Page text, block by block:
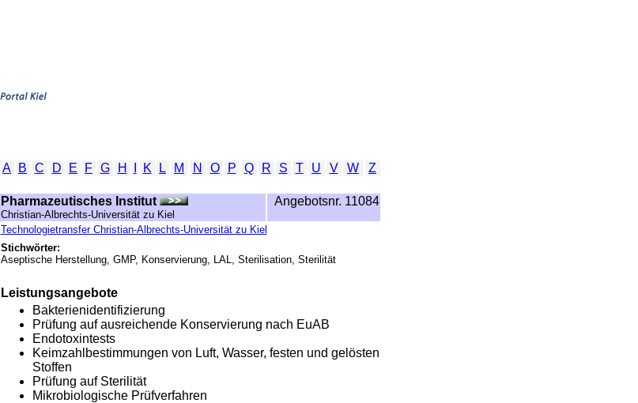
A B C D E F G H K L M N O P Q R S T U V W Z
Pharmazeutisches Institut
Christian-Albrechts-Universität zu Kiel
Angebotsnr. 11084
Technologietransfer Christian-Albrechts-Universität zu Kiel
Stichwörter:
Aseptische Herstellung, GMP, Konservierung, LAL, Sterilisation, Sterilität
Leistungsangebote
Bakterienidentifizierung
Prüfung auf ausreichende Konservierung nach EuAB
Endotoxintests
Keimzahlbestimmungen von Luft, Wasser, festen und gelösten
Stoffen
Prüfung auf Sterilität
Mikrobiologische Prüfverfahren